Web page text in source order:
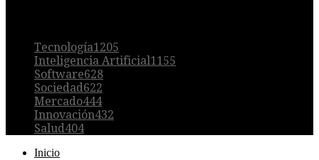
Tecnología1205
Inteligencia Artificial1155
Software628
Sociedad622
Mercado444
Innovación432
Salud404
Inicio